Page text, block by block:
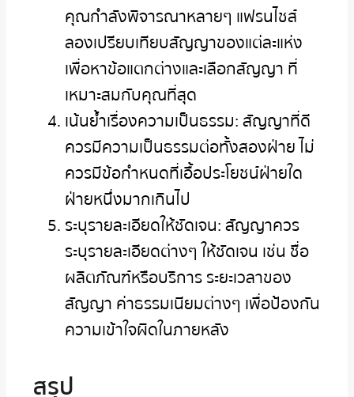
คุณกำลังพิจารณาหลายๆ แฟรนไชส์
ลองเปรียบเทียบสัญญาของแต่ละแห่ง
เพื่อหาข้อแตกต่างและเลือกสัญญา ที่
เหมาะสมกับคุณที่สุด
เน้นย้ำเรื่องความเป็นธรรม: สัญญาที่ดี
ควรมีความเป็นธรรมต่อทั้งสองฝ่าย ไม่
ควรมีข้อกำหนดที่เอื้อประโยชน์ฝ่ายใด
ฝ่ายหนึ่งมากเกินไป
ระบุรายละเอียดให้ชัดเจน: สัญญาควร
ระบุรายละเอียดต่างๆ ให้ชัดเจน เช่น ชื่อ
ผลิตภัณฑ์หรือบริการ ระยะเวลาของ
สัญญา ค่าธรรมเนียมต่างๆ เพื่อป้องกัน
ความเข้าใจผิดในภายหลัง
สรุป